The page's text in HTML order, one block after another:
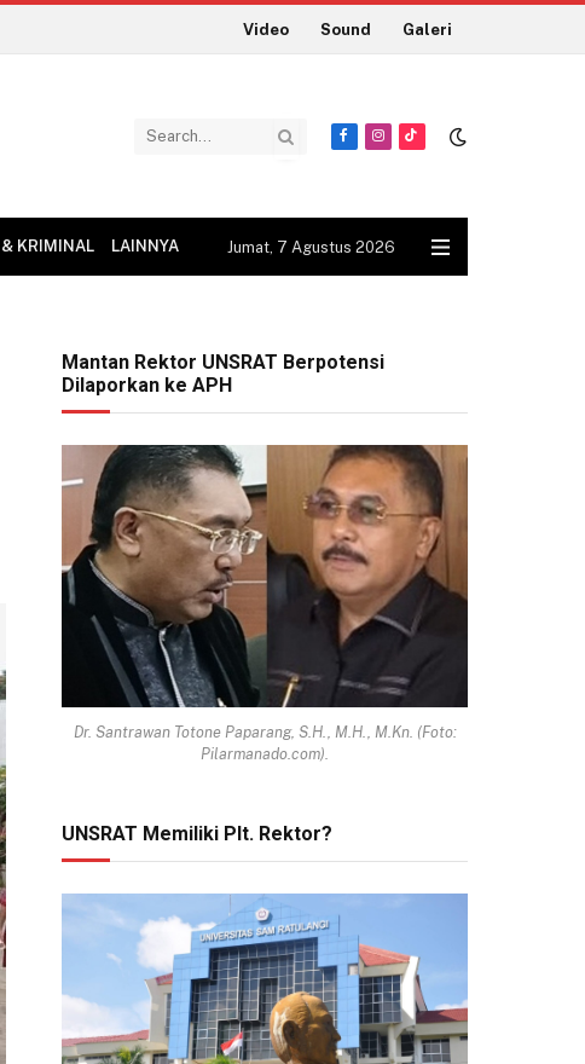
Video Sound Galeri
Facebook
Instagram
TikTok
KRIMINAL LAINNYA Jumat, 7 Agustus 2026
Mantan Rektor UNSRAT Berpotensi
Dilaporkan ke APH
Dr. Santrawan Totone Paparang, S.H., M.H., M.Kn. (Foto:
Pilarmanado.com).
UNSRAT Memiliki Plt. Rektor?